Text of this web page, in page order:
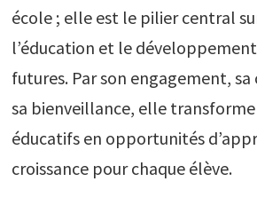
école ; elle est le pilier central
l’éducation et le
futures. Par son engagement,
sa bienveillance, elle
éducatifs en opportunités
croissance pour chaque élève.